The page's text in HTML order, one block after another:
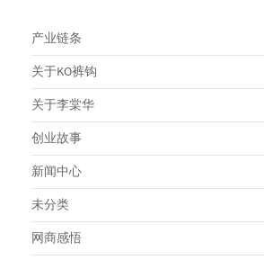
产业链条
关于KO裤钩
关于李棠华
创业故事
新闻中心
未分类
网商感悟